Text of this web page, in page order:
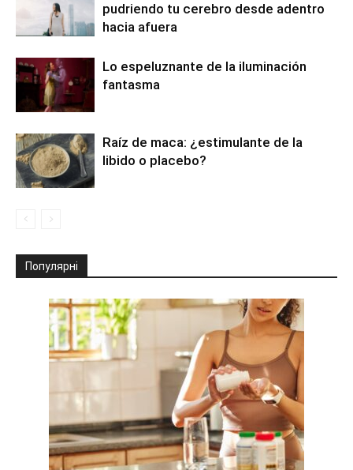
pudriendo tu cerebro desde adentro
hacia afuera
Lo espeluznante de la iluminación
fantasma
Raíz de maca: ¿estimulante de la
libido o placebo?
Популярні